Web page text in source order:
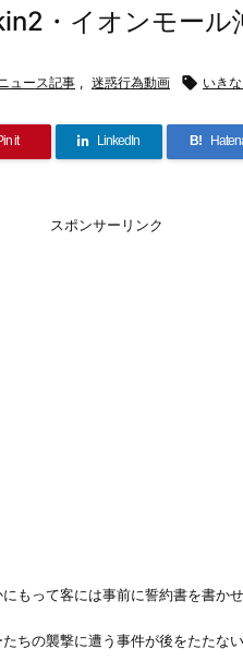
・イオンモール
ニュース記事 , 迷惑行為動画  いき
it LinkedIn B!
スポンサーリンク
もって客には事前に誓約書を書か
ちの襲撃に遭う事件が後をたたな